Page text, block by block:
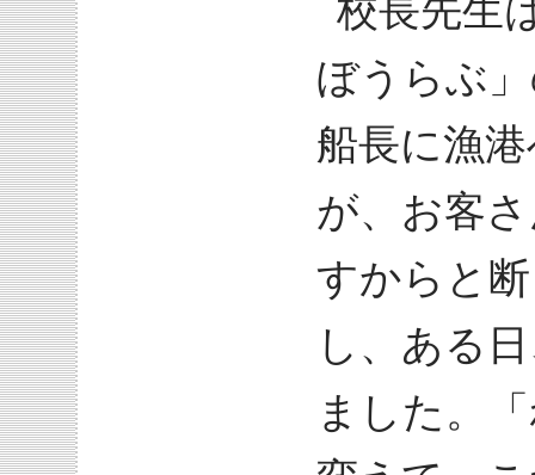
校長先生
ぼうらぶ
船長に漁
が、お客
すからと
し、ある
ました。